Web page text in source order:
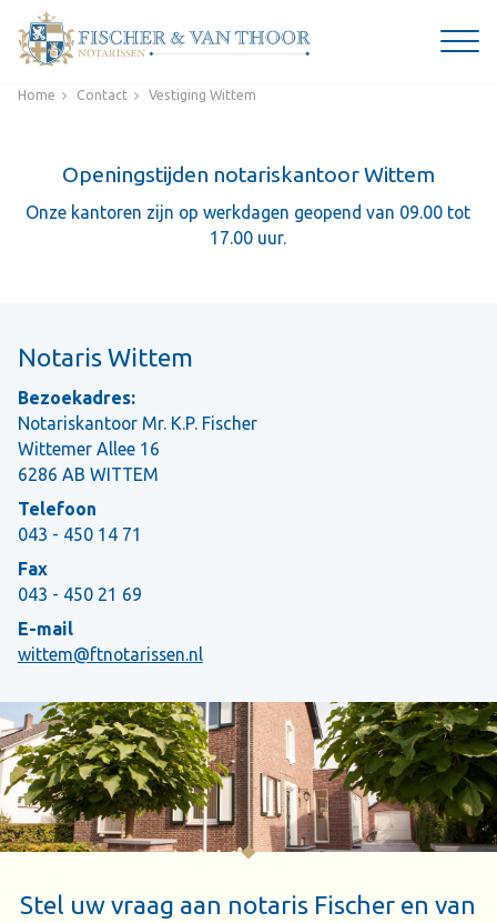
Home Contact Vestiging Wittem
Openingstijden notariskantoor Wittem
Onze kantoren zijn op werkdagen geopend van 09.00 tot
17.00 uur.
Notaris Wittem
Bezoekadres:
Notariskantoor Mr. K.P. Fischer
Wittemer Allee 16
6286 AB WITTEM
Telefoon
043 - 450 14 71
Fax
043 - 450 21 69
E-mail
wittem@ftnotarissen.nl
Stel uw vraag aan notaris Fischer en van